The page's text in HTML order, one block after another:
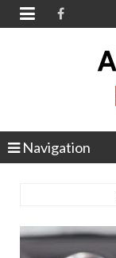

Navigation